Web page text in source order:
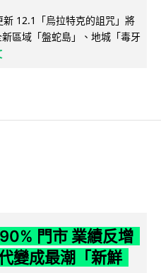
新 12.1「烏拉特克的詛咒」將
區域「盤蛇島」、地城「毒牙
門市 業績反增
變成最潮「新鮮